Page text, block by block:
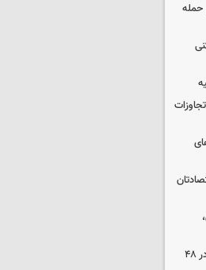
حمله
۱۷ تجاوز رژیم صهیونیستی به خاک سوریه در ۴۸